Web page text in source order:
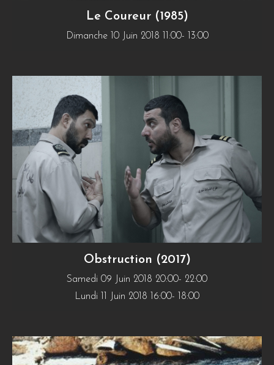
Le Coureur (1985)
Dimanche 10 Juin 2018 11:00- 13:00
Obstruction (2017)
Samedi 09 Juin 2018 20:00- 22:00
Lundi 11 Juin 2018 16:00- 18:00